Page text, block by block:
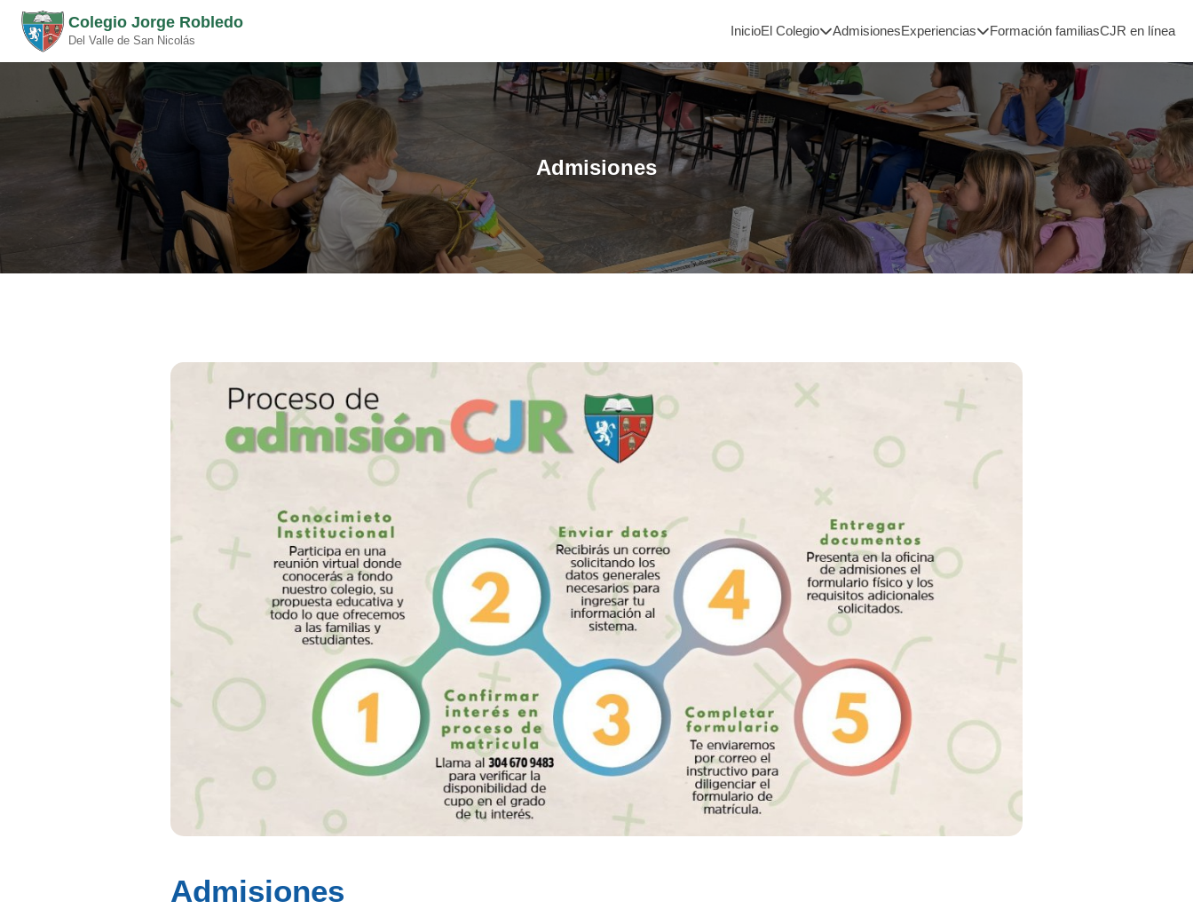
Colegio Jorge Robledo
Del Valle de San Nicolás
InicioEl Colegio AdmisionesExperiencias Formación familiasCJR en línea
Admisiones
Admisiones